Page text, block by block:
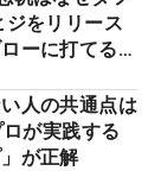
ジをリリース
ーに打てる #
人の共通点は
が実践する
が正解